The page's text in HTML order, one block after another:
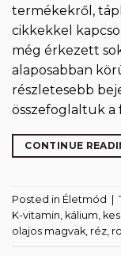
termékekről,
cikkekkel
még érkezett
alaposabban
részletesebb
összefoglaltuk a
CONTINUE
Posted in Életmód
K-vitamin, kálium,
olajos magvak, réz,